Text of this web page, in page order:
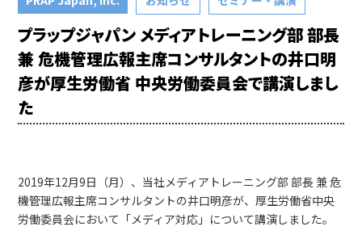
プラップジャパン メディアトレーニング部 部長
兼 危機管理広報主席コンサルタントの井口明
彦が厚生労働省 中央労働委員会で講演しまし
た
2019年12月9日（月）、当社メディアトレーニング部 部長 兼 危
機管理広報主席コンサルタントの井口明彦が、厚生労働省中央
労働委員会において「メディア対応」について講演しました。